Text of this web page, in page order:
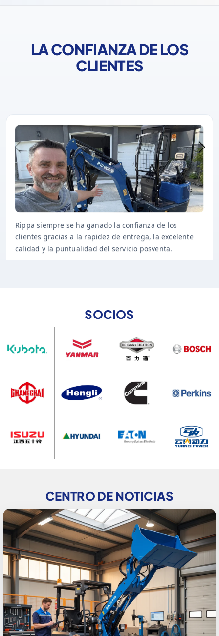
LA CONFIANZA DE LOS
CLIENTES
Rippa siempre se ha ganado la confianza de los
clientes gracias a la rapidez de entrega, la excelente
calidad y la puntualidad del servicio posventa.
SOCIOS
CENTRO DE NOTICIAS